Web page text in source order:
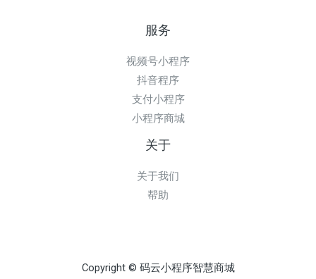
服务
视频号小程序
抖音程序
支付小程序
小程序商城
关于
关于我们
帮助
Copyright © 码云小程序智慧商城